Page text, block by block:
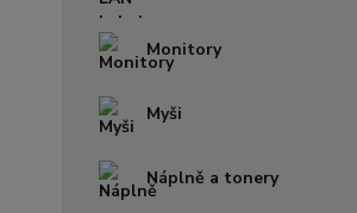
Monitory
Myši
Náplně a tonery